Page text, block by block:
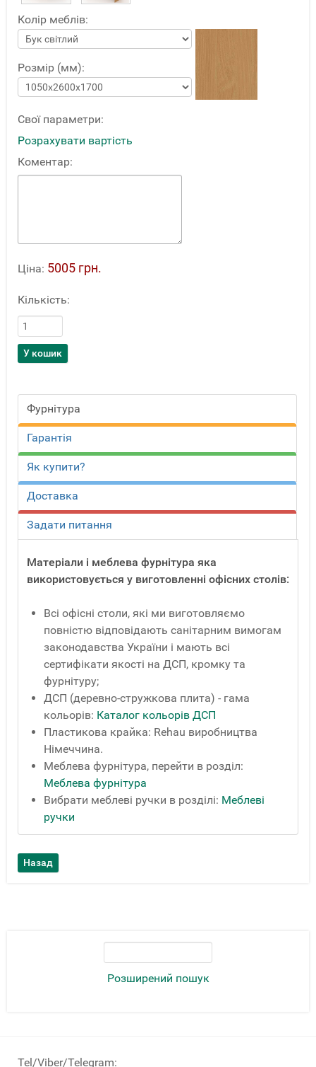
Розширений пошук
Колір меблів:
Розмір (мм):
Свої параметри:
Розрахувати вартість
Коментар:
Ціна: 5005 грн.
Кількість:
Фурнітура
Гарантія
Як купити?
Доставка
Задати питання
Матеріали і меблева фурнітура яка
використовується у виготовленні офісних столів:
Всі офісні столи, які ми виготовляємо
повністю відповідають санітарним вимогам
законодавства України і мають всі
сертифікати якості на ДСП, кромку та
фурнітуру;
ДСП (деревно-стружкова плита) - гама
кольорів: Каталог кольорів ДСП
Пластикова крайка: Rehau виробництва
Німеччина.
Меблева фурнітура, перейти в розділ:
Меблева фурнітура
Вибрати меблеві ручки в розділі: Меблеві
ручки
Tel/Viber/Telegram: